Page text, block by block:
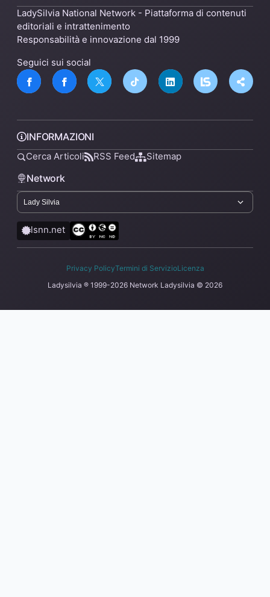
LadySilvia National Network - Piattaforma di contenuti
editoriali e intrattenimento
Responsabilità e innovazione dal 1999
Seguici sui social
INFORMAZIONI
Cerca Articoli RSS Feed Sitemap
Network
lsnn.net
Privacy PolicyTermini di ServizioLicenza
Ladysilvia ® 1999-2026 Network Ladysilvia © 2026